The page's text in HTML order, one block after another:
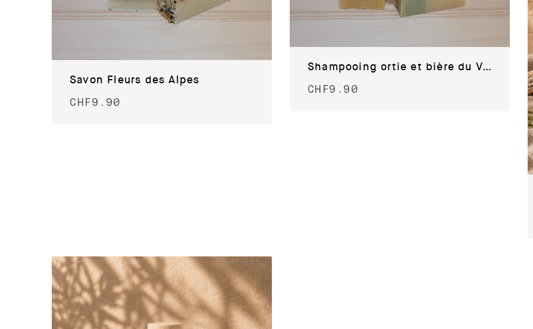
Savon Fleurs des Alpes
CHF 9.90
Shampooing ortie et bière du Valais
CHF9.90